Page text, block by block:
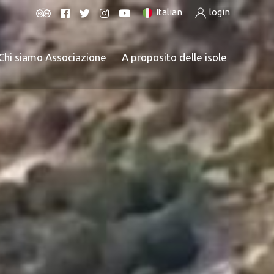
Italian login
siamo Associazione A proposito delle isole